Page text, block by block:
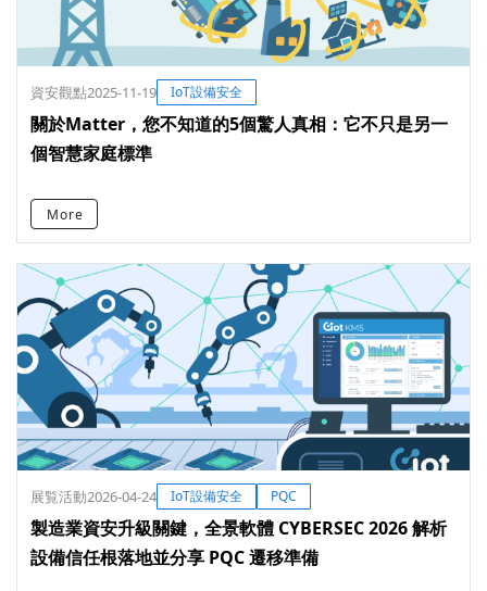
資安觀點2025-11-19 IoT設備安全
關於Matter，您不知道的5個驚人真相：它不只是另一
個智慧家庭標準
More
展覧活動2026-04-24 IoT設備安全 PQC
製造業資安升級關鍵，全景軟體 CYBERSEC 2026 解析
設備信任根落地並分享 PQC 遷移準備